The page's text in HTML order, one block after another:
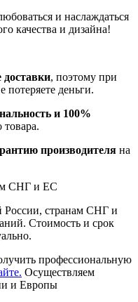
и наслаждаться
качества и дизайна!
доставки, поэтому при
деньги.
и 100%
товара.
производителя на
СНГ и ЕС
России, странам СНГ и
Стоимость и срок
профессиональную
Осуществляем
и Европы